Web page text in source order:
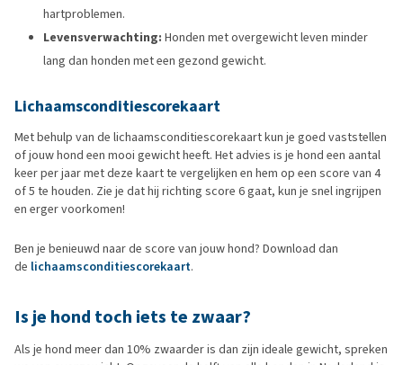
hartproblemen.
Levensverwachting: Honden met overgewicht leven minder
lang dan honden met een gezond gewicht.
Lichaamsconditiescorekaart
Met behulp van de lichaamsconditiescorekaart kun je goed vaststellen
of jouw hond een mooi gewicht heeft. Het advies is je hond een aantal
keer per jaar met deze kaart te vergelijken en hem op een score van 4
of 5 te houden. Zie je dat hij richting score 6 gaat, kun je snel ingrijpen
en erger voorkomen!
Ben je benieuwd naar de score van jouw hond? Download dan
de lichaamsconditiescorekaart.
Is je hond toch iets te zwaar?
Als je hond meer dan 10% zwaarder is dan zijn ideale gewicht, spreken